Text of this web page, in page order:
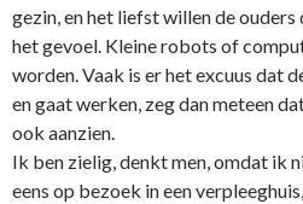
gezin, en het liefst willen de
het gevoel. Kleine robots of
worden. Vaak is er het excuus dat
en gaat werken, zeg dan meteen
ook aanzien.
Ik ben zielig, denkt men, omdat ik
eens op bezoek in een